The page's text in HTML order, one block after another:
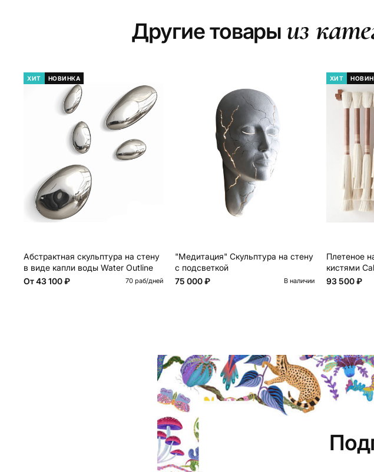
Другие товары из
ХИТ НОВИНКА
Абстрактная скульптура на стену
в виде капли воды Water Outline
От43 100 ₽ 70 раб/дней
"Медитация" Скульптура на стену
с подсветкой
75 000 ₽
В наличии
ХИТ
Плетеное
кистями
93 500 ₽